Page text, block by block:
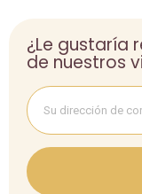
¿Le gustaría
de nuestros